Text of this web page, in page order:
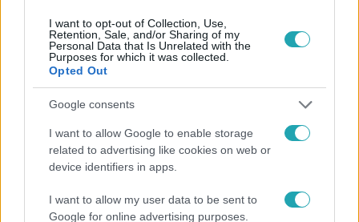
I want to opt-out of Collection, Use,
Retention, Sale, and/or Sharing of my
Personal Data that Is Unrelated with the
Purposes for which it was collected.
Opted Out
Google consents
I want to allow Google to enable storage
related to advertising like cookies on web or
device identifiers in apps.
I want to allow my user data to be sent to
Google for online advertising purposes.
VÖRÖSISZAP DEVECSER # AJKA
SOMLÓVÁSÁRHELY #TRAGÉDIA #EMLÉK